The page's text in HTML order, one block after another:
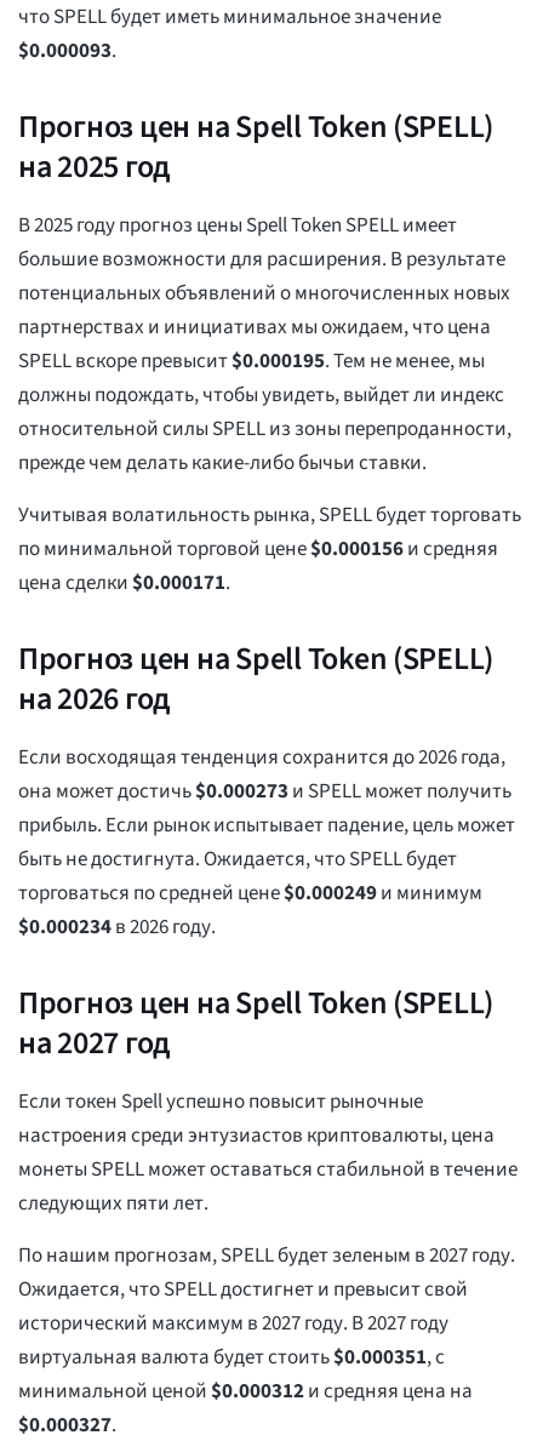
что SPELL будет иметь минимальное значение
$0.000093.
Прогноз цен на Spell Token (SPELL)
на 2025 год
В 2025 году прогноз цены Spell Token SPELL имеет
большие возможности для расширения. В результате
потенциальных объявлений о многочисленных новых
партнерствах и инициативах мы ожидаем, что цена
SPELL вскоре превысит$0.000195. Тем не менее, мы
должны подождать, чтобы увидеть, выйдет ли индекс
относительной силы SPELL из зоны перепроданности,
прежде чем делать какие-либо бычьи ставки.
Учитывая волатильность рынка, SPELL будет торговать
по минимальной торговой цене$0.000156и средняя
цена сделки$0.000171.
Прогноз цен на Spell Token (SPELL)
на 2026 год
Если восходящая тенденция сохранится до 2026 года,
она может достичь$0.000273 и SPELL может получить
прибыль. Если рынок испытывает падение, цель может
быть не достигнута. Ожидается, что SPELL будет
торговаться по средней цене$0.000249и минимум
$0.000234в 2026 году.
Прогноз цен на Spell Token (SPELL)
на 2027 год
Если токен Spell успешно повысит рыночные
настроения среди энтузиастов криптовалюты, цена
монеты SPELL может оставаться стабильной в течение
следующих пяти лет.
По нашим прогнозам, SPELL будет зеленым в 2027 году.
Ожидается, что SPELL достигнет и превысит свой
исторический максимум в 2027 году. В 2027 году
виртуальная валюта будет стоить$0.000351, с
минимальной ценой$0.000312и средняя цена на
$0.000327.